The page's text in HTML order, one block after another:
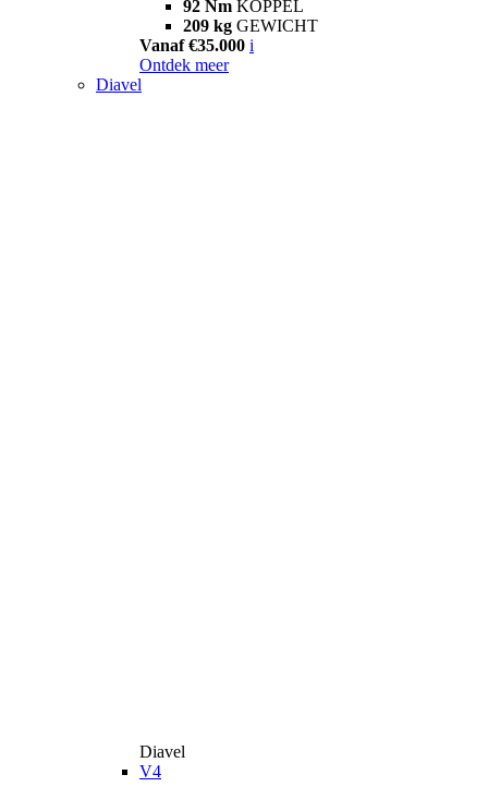
92 Nm KOPPEL
209 kg GEWICHT
Vanaf €35.000 i
Ontdek meer
Diavel
Diavel
V4